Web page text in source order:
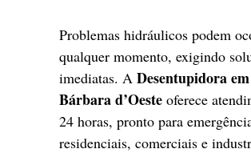
Problemas hidráulicos podem
qualquer momento, exigindo
imediatas. A Desentupidora
Bárbara d’Oeste oferece
24 horas, pronto para
residenciais, comerciais e